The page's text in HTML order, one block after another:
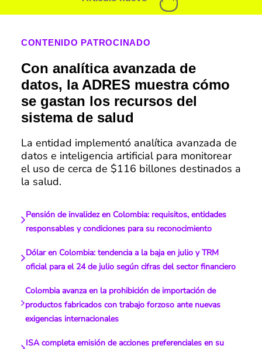
CONTENIDO PATROCINADO
Con analítica avanzada de
datos, la ADRES muestra cómo
se gastan los recursos del
sistema de salud
La entidad implementó analítica avanzada de
datos e inteligencia artificial para monitorear
el uso de cerca de $116 billones destinados a
la salud.
Pensión de invalidez en Colombia: requisitos, entidades
responsables y condiciones para su reconocimiento
Dólar en Colombia: tendencia a la baja en julio y TRM
oficial para el 24 de julio según cifras del sector financiero
Colombia avanza en la prohibición de importación de
productos fabricados con trabajo forzoso ante nuevas
exigencias internacionales
ISA completa emisión de acciones preferenciales en su